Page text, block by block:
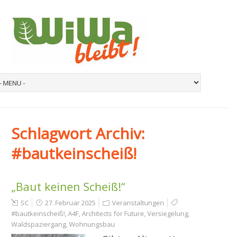
Schlagwort Archiv:
#bautkeinscheiß!
„Baut keinen Scheiß!“
SC 27. Februar 2025
Veranstaltungen
#bautkeinscheiß!,A4F,Architects for Future,Versiegelung,
Waldspaziergang,Wohnungsbau